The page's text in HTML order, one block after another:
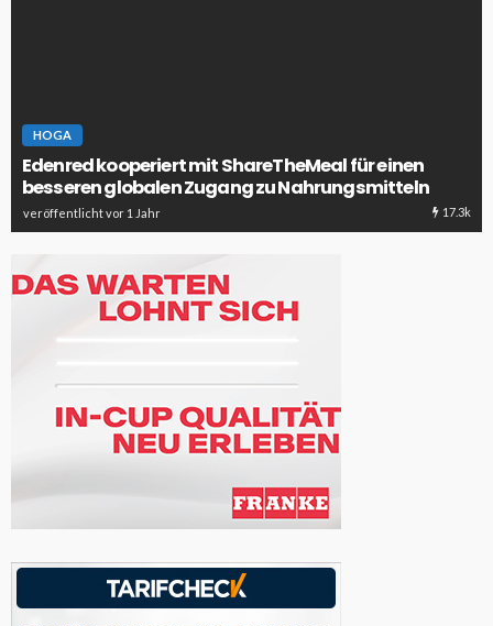
HOGA
Edenred kooperiert mit ShareTheMeal für einen
besseren globalen Zugang zu Nahrungsmitteln
veröffentlicht vor 1 Jahr 17.3k